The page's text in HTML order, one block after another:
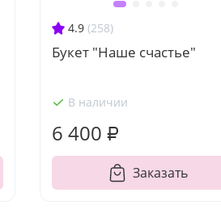
4.9 (258)
Букет "Наше счастье"
В наличии
6 400 ₽
Заказать